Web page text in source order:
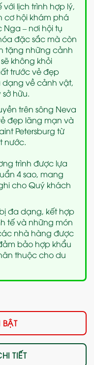
lịch trình hợp lý,
cơ hội khám phá
– nơi hội tụ
đặc sắc mà còn
tặng những cảnh
không khỏi
trước vẻ đẹp
dạng về cảnh vật,
hữu.
trên sông Neva
đẹp lãng mạn và
Petersburg từ
nước.
trình được lựa
4 sao, mang
cho Quý khách
đa dạng, kết hợp
tế và những món
nhà hàng được
bảo hợp khẩu
thuộc cho du
TIẾT